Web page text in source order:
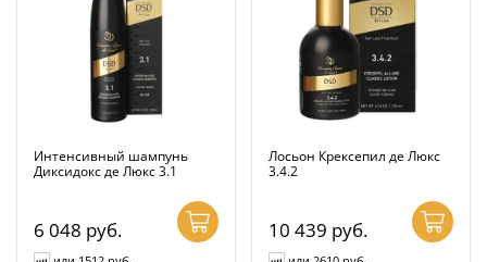
Интенсивный шампунь
Диксидокс де Люкс 3.1
6 048 руб.
Лосьон Крексепил де Люкс
3.4.2
10 439 руб.